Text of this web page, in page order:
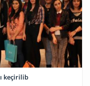
keçirilib